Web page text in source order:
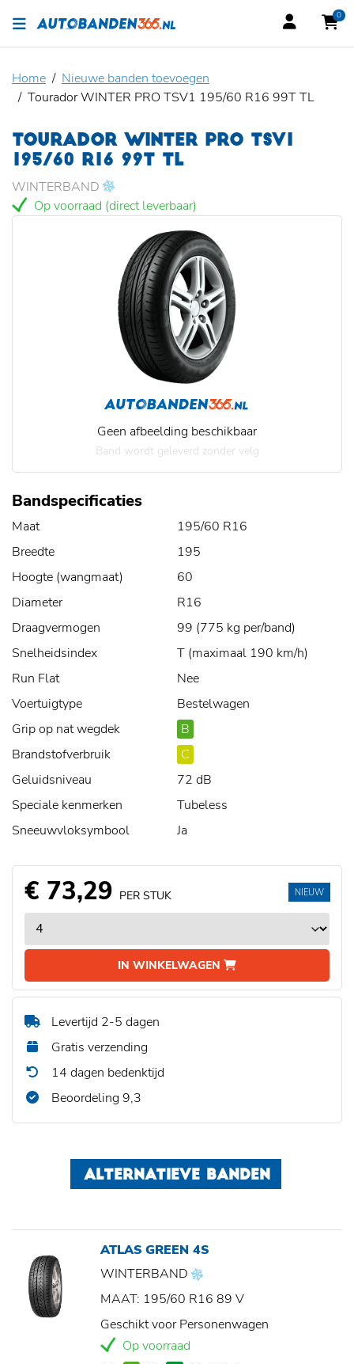
0
Home
Nieuwe banden toevoegen
Tourador WINTER PRO TSV1 195/60 R16 99T TL
TOURADOR WINTER PRO TSV1
195/60 R16 99T TL
WINTERBAND
Op voorraad (direct leverbaar)
Geen afbeelding beschikbaar
Band wordt geleverd zonder velg
Bandspecificaties
Maat
195/60 R16
Breedte
195
Hoogte (wangmaat)
60
Diameter
R16
Draagvermogen
99 (775 kg per/band)
Snelheidsindex
T (maximaal 190 km/h)
Run Flat
Nee
Voertuigtype
Bestelwagen
Grip op nat wegdek
B
Brandstofverbruik
C
Geluidsniveau
72 dB
Speciale kenmerken
Tubeless
Sneeuwvloksymbool
Ja
€ 73,29 PER STUK
IN WINKELWAGEN
NIEUW
Levertijd 2-5 dagen
Gratis verzending
14 dagen bedenktijd
Beoordeling 9,3
ALTERNATIEVE BANDEN
ATLAS GREEN 4S
WINTERBAND
MAAT: 195/60 R16 89 V
Geschikt voor Personenwagen
Op voorraad